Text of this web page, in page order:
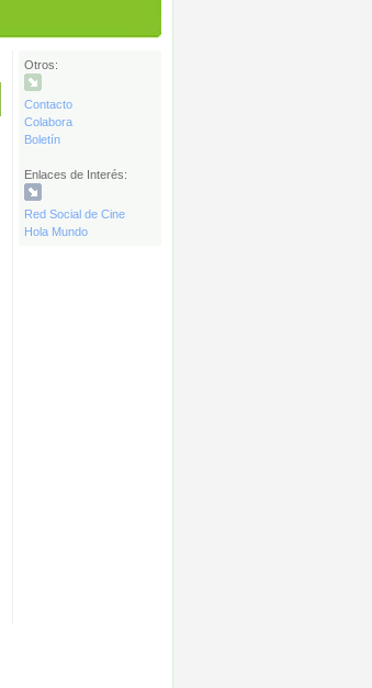
Otros:
Contacto
Colabora
Boletín
Enlaces de Interés:
Red Social de Cine
Hola Mundo